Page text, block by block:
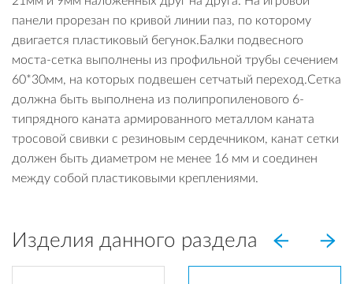
панели прорезан по кривой линии паз, по которому
двигается пластиковый бегунок.Балки подвесного
моста-сетка выполнены из профильной трубы сечением
60*30мм, на которых подвешен сетчатый переход.Сетка
должна быть выполнена из полипропиленового 6-
типрядного каната армированного металлом каната
тросовой свивки с резиновым сердечником, канат сетки
должен быть диаметром не менее 16 мм и соединен
между собой пластиковыми креплениями.
Изделия данного раздела